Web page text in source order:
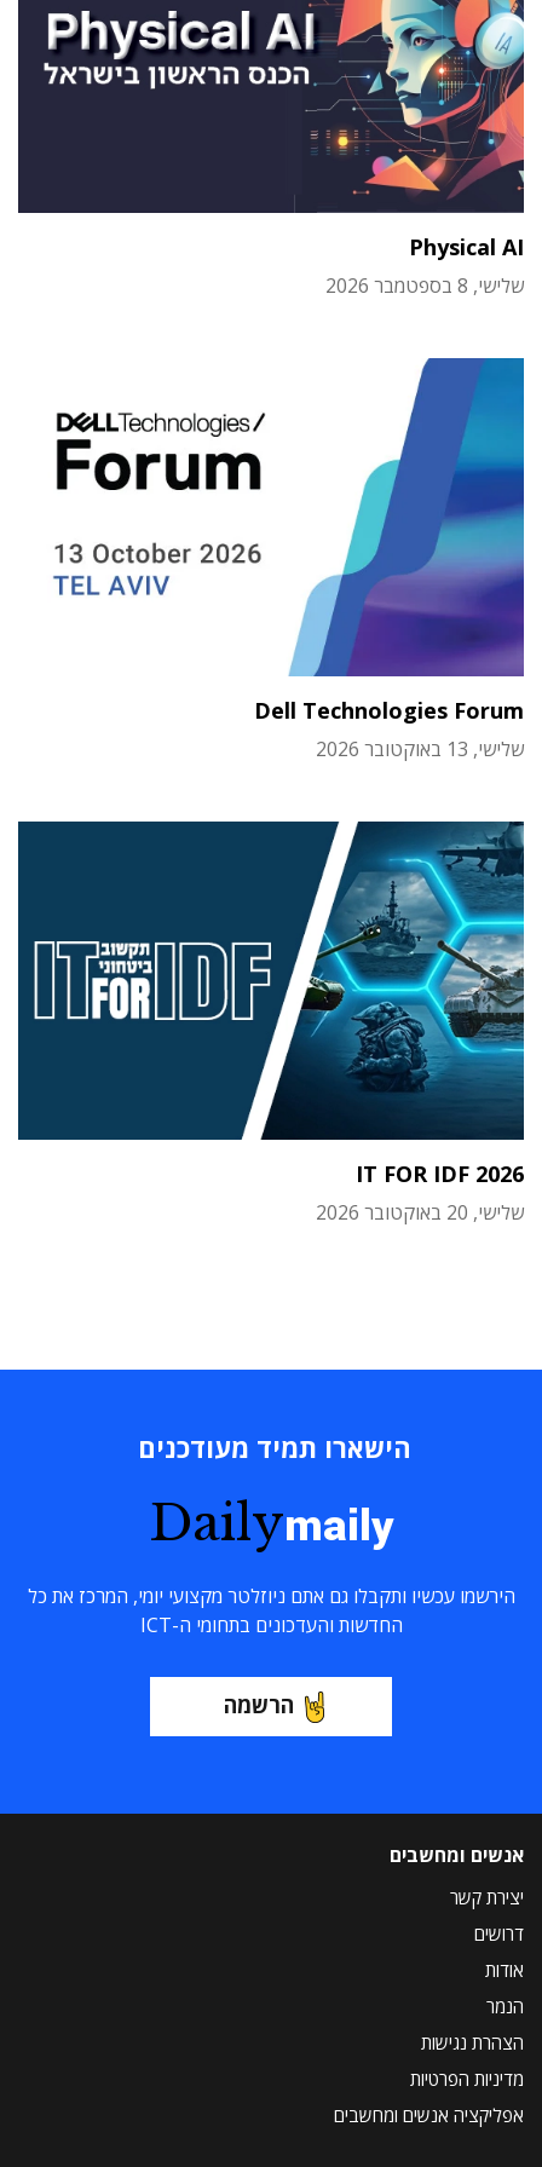
Physical AI
שלישי, 8 בספטמבר 2026
Dell Technologies Forum
שלישי, 13 באוקטובר 2026
IT FOR IDF 2026
שלישי, 20 באוקטובר 2026
הישארו תמיד מעודכנים
Dailymaily
הירשמו עכשיו ותקבלו גם אתם ניוזלטר מקצועי יומי, המרכז את כל
החדשות והעדכונים בתחומי ה-ICT
הרשמה
אנשים ומחשבים
יצירת קשר
דרושים
אודות
הנמר
הצהרת נגישות
מדיניות הפרטיות
אפליקציה אנשים ומחשבים